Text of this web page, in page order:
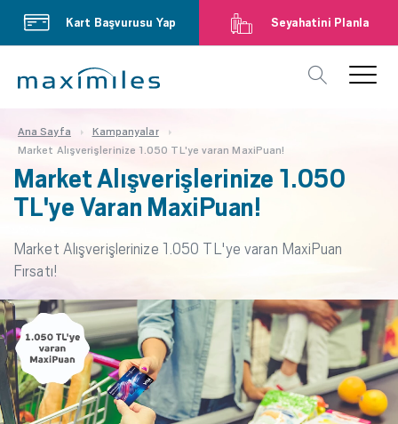
Kart Başvurusu Yap Seyahatini Planla
Ana Sayfa
Kampanyalar
Market Alışverişlerinize 1.050 TL'ye varan MaxiPuan!
Market Alışverişlerinize 1.050
TL'ye Varan MaxiPuan!
Market Alışverişlerinize 1.050 TL'ye varan MaxiPuan
Fırsatı!